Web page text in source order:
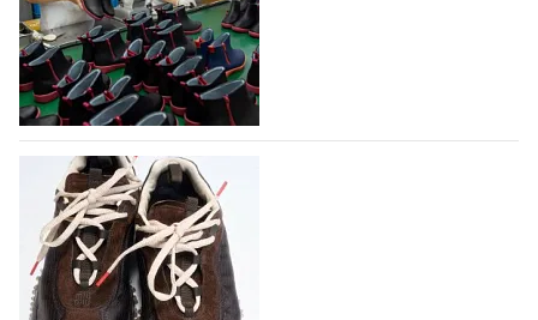
Российский маркетплейс Lamoda решил обновить
раздел для продажи продукции локальных
дизайнерских марок одежды, обуви и аксессуаров.
Бренды также получат маркетинговую…
06.08.2026 572
Объем мирового производства обуви в
2025 году практически не увеличился
В 2025 году мировое производство обуви
практически не изменилось, зафиксировав